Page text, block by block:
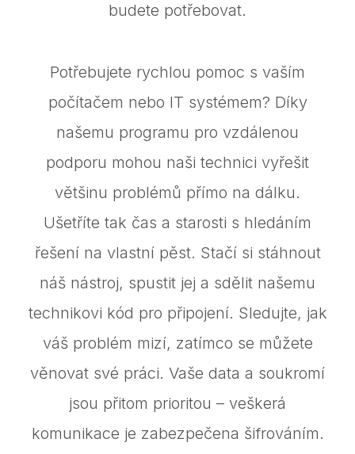
budete potřebovat.
Potřebujete rychlou pomoc s vaším
počítačem nebo IT systémem? Díky
našemu programu pro vzdálenou
podporu mohou naši technici vyřešit
většinu problémů přímo na dálku.
Ušetříte tak čas a starosti s hledáním
řešení na vlastní pěst. Stačí si stáhnout
náš nástroj, spustit jej a sdělit našemu
technikovi kód pro připojení. Sledujte, jak
váš problém mizí, zatímco se můžete
věnovat své práci. Vaše data a soukromí
jsou přitom prioritou – veškerá
komunikace je zabezpečena šifrováním.